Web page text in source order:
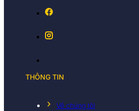
THÔNG TIN
Về chúng tôi